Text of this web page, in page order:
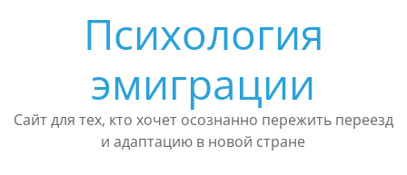
содержимомуПсихология
эмиграции
Сайт для тех, кто хочет осознанно пережить переезд
и адаптацию в новой стране